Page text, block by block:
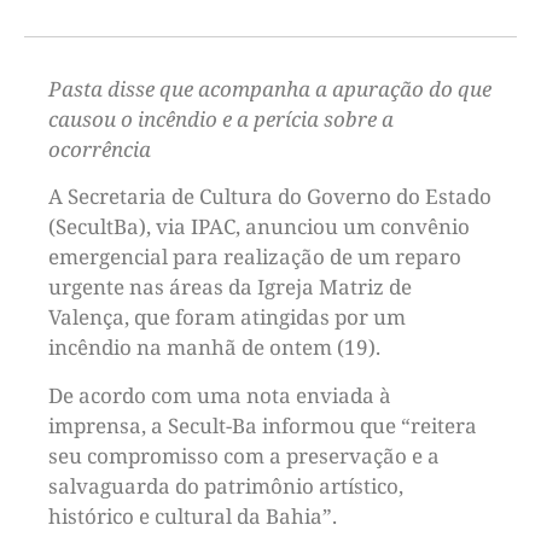
Pasta disse que acompanha a apuração do que
causou o incêndio e a perícia sobre a
ocorrência
A Secretaria de Cultura do Governo do Estado
(SecultBa), via IPAC, anunciou um convênio
emergencial para realização de um reparo
urgente nas áreas da Igreja Matriz de
Valença, que foram atingidas por um
incêndio na manhã de ontem (19).
De acordo com uma nota enviada à
imprensa, a Secult-Ba informou que “reitera
seu compromisso com a preservação e a
salvaguarda do patrimônio artístico,
histórico e cultural da Bahia”.